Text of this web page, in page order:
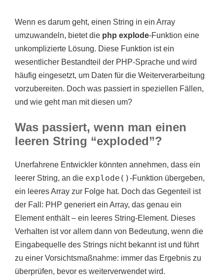
Wenn es darum geht, einen String in ein Array
umzuwandeln, bietet die php explode-Funktion eine
unkomplizierte Lösung. Diese Funktion ist ein
wesentlicher Bestandteil der PHP-Sprache und wird
häufig eingesetzt, um Daten für die Weiterverarbeitung
vorzubereiten. Doch was passiert in speziellen Fällen,
und wie geht man mit diesen um?
Was passiert, wenn man einen
leeren String “exploded”?
Unerfahrene Entwickler könnten annehmen, dass ein
leerer String, an die explode()-Funktion übergeben,
ein leeres Array zur Folge hat. Doch das Gegenteil ist
der Fall: PHP generiert ein Array, das genau ein
Element enthält – ein leeres String-Element. Dieses
Verhalten ist vor allem dann von Bedeutung, wenn die
Eingabequelle des Strings nicht bekannt ist und führt
zu einer Vorsichtsmaßnahme: immer das Ergebnis zu
überprüfen, bevor es weiterverwendet wird.